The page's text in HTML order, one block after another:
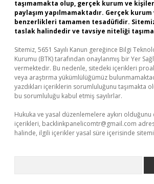
taşımamakta olup, gerçek kurum ve
paylaşım yapılmamaktadır. Gerçek
benzerlikleri tamamen tesadüfidir.
taslak halindedir ve tavsiye niteliği
Sitemiz, 5651 Sayılı Kanun gereğince Bilgi
Kurumu (BTK) tarafından onaylanmış bir Yer
vermektedir. Bu nedenle, sitedeki içerikleri
veya araştırma yükümlülüğümüz
yazdıkları içeriklerin sorumluluğunu taşımakta
bu sorumluluğu kabul etmiş sayılırlar.
Hukuka ve yasal düzenlemelere aykırı
içerikleri, backlinkpanelicomtr@gmail.com
halinde, ilgili içerikler yasal süre içerisinde